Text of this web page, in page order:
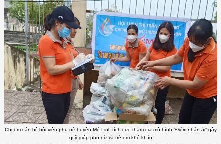
Chị em cán bộ hội viên phụ nữ huyện Mê Linh tích cực tham gia mô hình “Điểm nhân ái” gây
quỹ giúp phụ nữ và trẻ em khó khăn